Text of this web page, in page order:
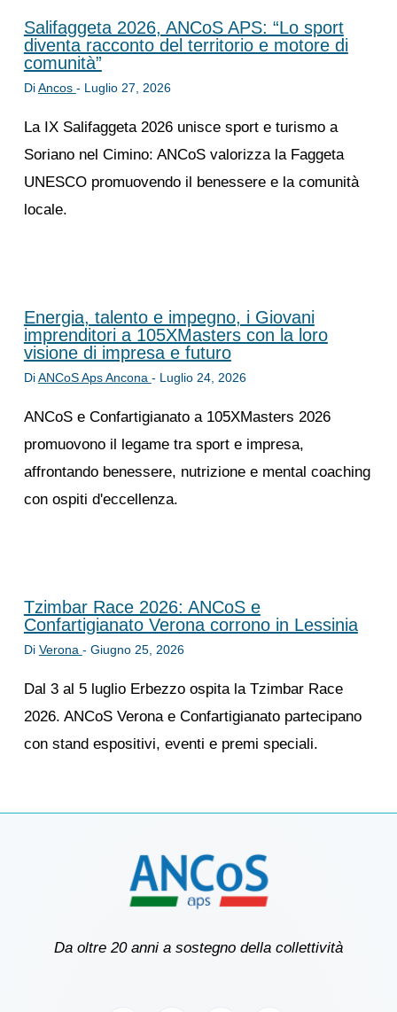
Salifaggeta 2026, ANCoS APS: “Lo sport
diventa racconto del territorio e motore di
comunità”
DiAncos - Luglio 27, 2026
La IX Salifaggeta 2026 unisce sport e turismo a
Soriano nel Cimino: ANCoS valorizza la Faggeta
UNESCO promuovendo il benessere e la comunità
locale.
Energia, talento e impegno, i Giovani
imprenditori a 105XMasters con la loro
visione di impresa e futuro
DiANCoS Aps Ancona - Luglio 24, 2026
ANCoS e Confartigianato a 105XMasters 2026
promuovono il legame tra sport e impresa,
affrontando benessere, nutrizione e mental coaching
con ospiti d'eccellenza.
Tzimbar Race 2026: ANCoS e
Confartigianato Verona corrono in Lessinia
Di Verona - Giugno 25, 2026
Dal 3 al 5 luglio Erbezzo ospita la Tzimbar Race
2026. ANCoS Verona e Confartigianato partecipano
con stand espositivi, eventi e premi speciali.
Da oltre 20 anni a sostegno della collettività